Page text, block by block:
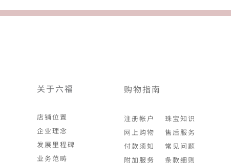
关于六福
店铺位置
企业理念
发展里程碑
业务范畴
购物指南
注册帐户
网上购物
付款须知
附加服务
珠宝知识
售后服务
常见问题
条款细则